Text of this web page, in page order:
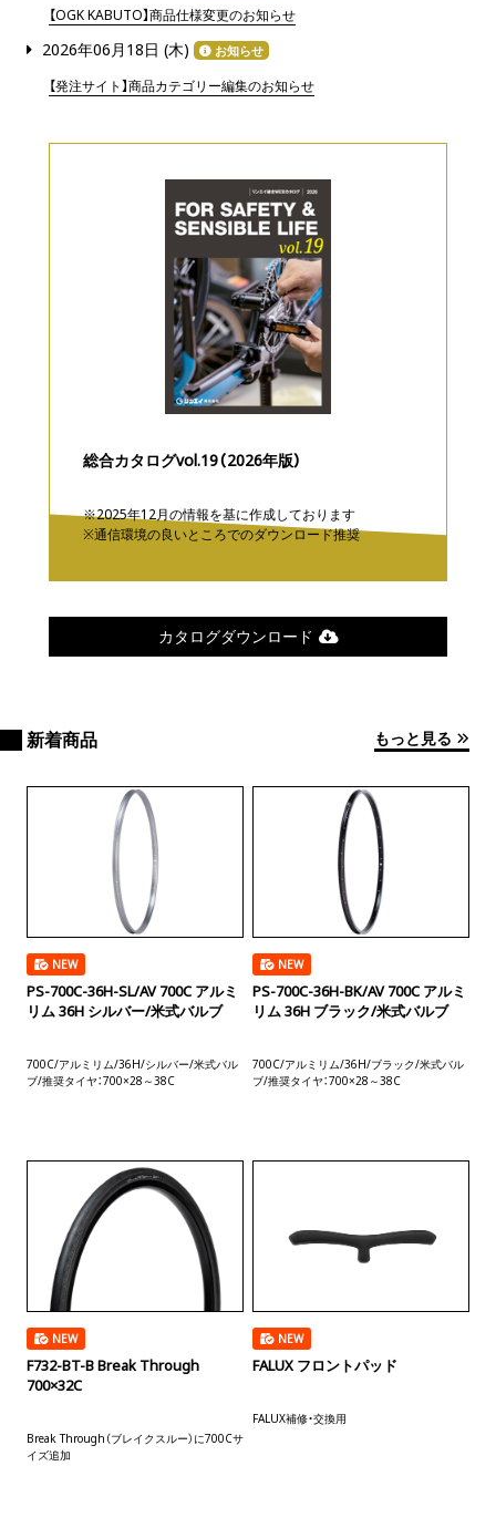
【OGK KABUTO】商品仕様変更のお知らせ
2026年06月18日 (木) お知らせ
【発注サイト】商品カテゴリー編集のお知らせ
総合カタログvol.19（2026年版）
※2025年12月の情報を基に作成しております
※通信環境の良いところでのダウンロード推奨
カタログダウンロード
新着商品 もっと見る
NEW
PS-700C-36H-SL/AV 700C アルミ
リム 36H シルバー/米式バルブ
700C/アルミリム/36H/シルバー/米式バル
ブ/推奨タイヤ：700×28～38C
NEW
PS-700C-36H-BK/AV 700C アルミ
リム 36H ブラック/米式バルブ
700C/アルミリム/36H/ブラック/米式バル
ブ/推奨タイヤ：700×28～38C
NEW
F732-BT-B Break Through
700×32C
Break Through（ブレイクスルー）に700Cサ
イズ追加
NEW
FALUX フロントパッド
FALUX補修・交換用